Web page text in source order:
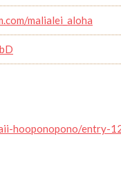
malialei_aloha
hooponopono/entry-